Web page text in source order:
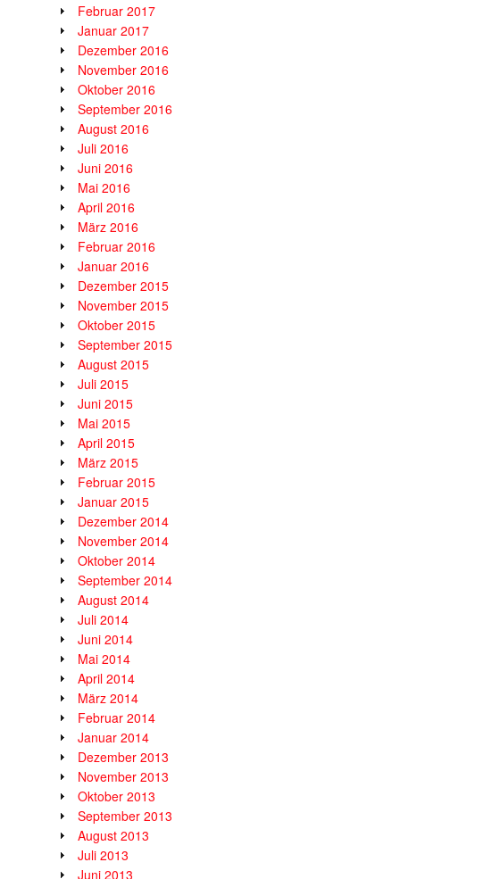
Februar 2017
Januar 2017
Dezember 2016
November 2016
Oktober 2016
September 2016
August 2016
Juli 2016
Juni 2016
Mai 2016
April 2016
März 2016
Februar 2016
Januar 2016
Dezember 2015
November 2015
Oktober 2015
September 2015
August 2015
Juli 2015
Juni 2015
Mai 2015
April 2015
März 2015
Februar 2015
Januar 2015
Dezember 2014
November 2014
Oktober 2014
September 2014
August 2014
Juli 2014
Juni 2014
Mai 2014
April 2014
März 2014
Februar 2014
Januar 2014
Dezember 2013
November 2013
Oktober 2013
September 2013
August 2013
Juli 2013
Juni 2013